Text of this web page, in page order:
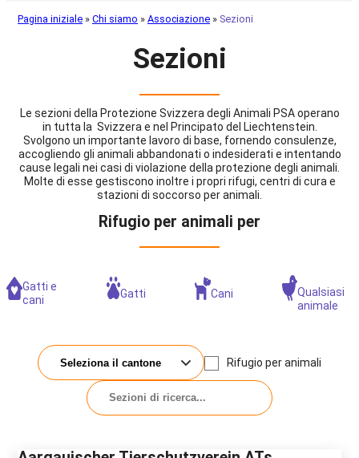
Pagina iniziale » Chi siamo » Associazione » Sezioni
Sezioni
Le sezioni della Protezione Svizzera degli Animali PSA operano
in tutta la Svizzera e nel Principato del Liechtenstein.
Svolgono un importante lavoro di base, fornendo consulenze,
accogliendo gli animali abbandonati o indesiderati e intentando
cause legali nei casi di violazione della protezione degli animali.
Molte di esse gestiscono inoltre i propri rifugi, centri di cura e
stazioni di soccorso per animali.
Rifugio per animali per
Gatti e
cani
Gatti Cani
Qualsiasi
animale
Rifugio per animali